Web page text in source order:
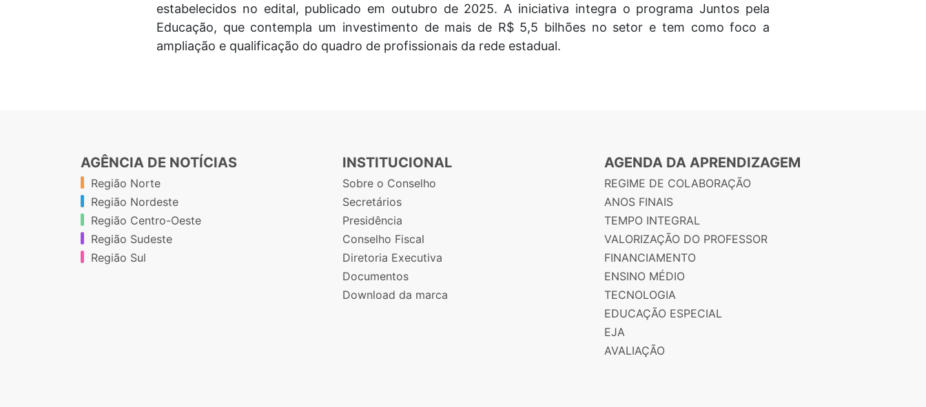
estabelecidos no edital, publicado em outubro de 2025. A iniciativa integra o programa Juntos pela
Educação, que contempla um investimento de mais de R$ 5,5 bilhões no setor e tem como foco a
ampliação e qualificação do quadro de profissionais da rede estadual.
AGÊNCIA DE NOTÍCIAS
Região Norte
Região Nordeste
Região Centro-Oeste
Região Sudeste
Região Sul
INSTITUCIONAL
Sobre o Conselho
Secretários
Presidência
Conselho Fiscal
Diretoria Executiva
Documentos
Download da marca
AGENDA DA APRENDIZAGEM
REGIME DE COLABORAÇÃO
ANOS FINAIS
TEMPO INTEGRAL
VALORIZAÇÃO DO PROFESSOR
FINANCIAMENTO
ENSINO MÉDIO
TECNOLOGIA
EDUCAÇÃO ESPECIAL
EJA
AVALIAÇÃO